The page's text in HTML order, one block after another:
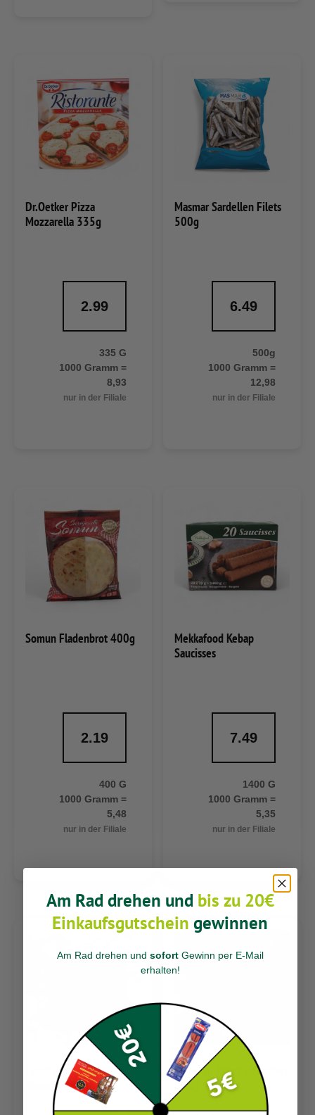
Dr.Oetker Pizza
Mozzarella 335g
2.99
335 G
1000 Gramm =
8,93
nur in der Filiale
Masmar Sardellen Filets
500g
6.49
500g
1000 Gramm =
12,98
nur in der Filiale
Somun Fladenbrot 400g
2.19
400 G
1000 Gramm =
5,48
nur in der Filiale
Mekkafood Kebap
Saucisses
7.49
1400 G
1000 Gramm =
5,35
nur in der Filiale
Lazah Arab. Fine Okra
Momtaz 400g
Maun Su Börek gebacken
800g
Am Rad drehen und bis zu 20€
Einkaufsgutschein gewinnen
Am Rad drehen und sofort Gewinn per E-Mail
erhalten!